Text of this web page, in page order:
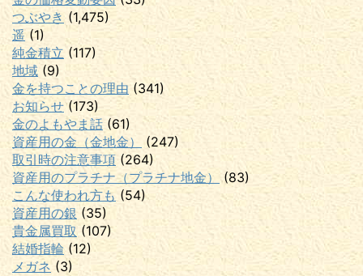
つぶやき (1,475)
遥 (1)
純金積立 (117)
地域 (9)
金を持つことの理由 (341)
お知らせ(173)
金のよもやま話 (61)
資産用の金（金地金）
(247)
取引時の注意事項 (264)
資産用のプラチナ（プラチナ地金） (83)
こんな使われ方も (54)
資産用の銀 (35)
貴金属買取 (107)
結婚指輪 (12)
メガネ (3)